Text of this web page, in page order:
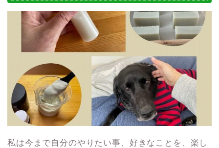
私は今まで自分のやりたい事、好きなことを、楽し